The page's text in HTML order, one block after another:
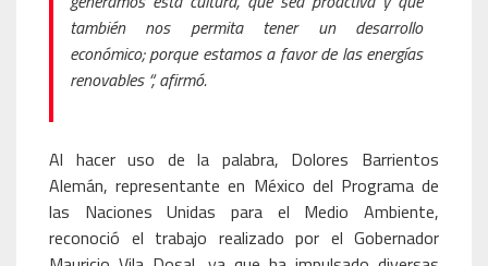
también nos permita tener un desarrollo
económico; porque estamos a favor de las energías
renovables “, afirmó.
Al hacer uso de la palabra, Dolores Barrientos
Alemán, representante en México del Programa de
las Naciones Unidas para el Medio Ambiente,
reconoció el trabajo realizado por el Gobernador